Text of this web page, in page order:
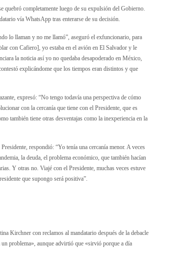
quebró completamente luego de su expulsión del Gobierno.
vía WhatsApp tras enterarse de su decisión.
lo llaman y no me llamó”, aseguró el exfuncionario, para
con Cafiero], yo estaba en el avión en El Salvador y le
la noticia así yo no quedaba desapoderado en México,
explicándome que los tiempos eran distintos y que
expresó: “No tengo todavía una perspectiva de cómo
con la cercanía que tiene con el Presidente, que es
también tiene otras desventajas como la inexperiencia en la
respondió: “Yo tenía una cercanía menor. A veces
la deuda, el problema económico, que también hacían
Y otras no. Viajé con el Presidente, muchas veces estuve
que supongo será positiva”.
Kirchner con reclamos al mandatario después de la debacle
problema», aunque advirtió que «sirvió porque a día